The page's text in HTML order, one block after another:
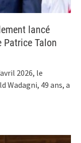
lancé
Patrice Talon
2026, le
Wadagni, 49 ans, a